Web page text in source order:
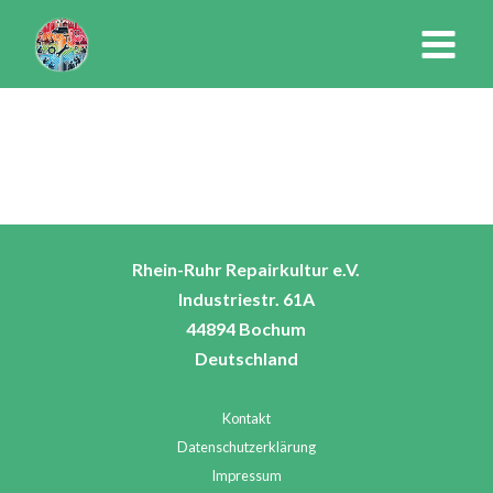
Inhalt
springen
Rhein-Ruhr Repairkultur e.V.
Industriestr. 61A
44894 Bochum
Deutschland
Kontakt
Datenschutzerklärung
Impressum